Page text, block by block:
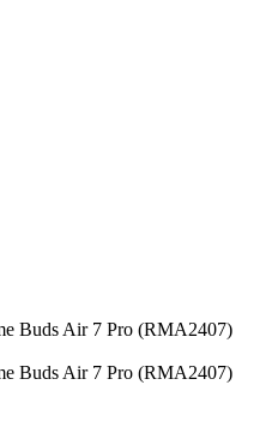
Buds Air 7 Pro (RMA2407)
Buds Air 7 Pro (RMA2407)